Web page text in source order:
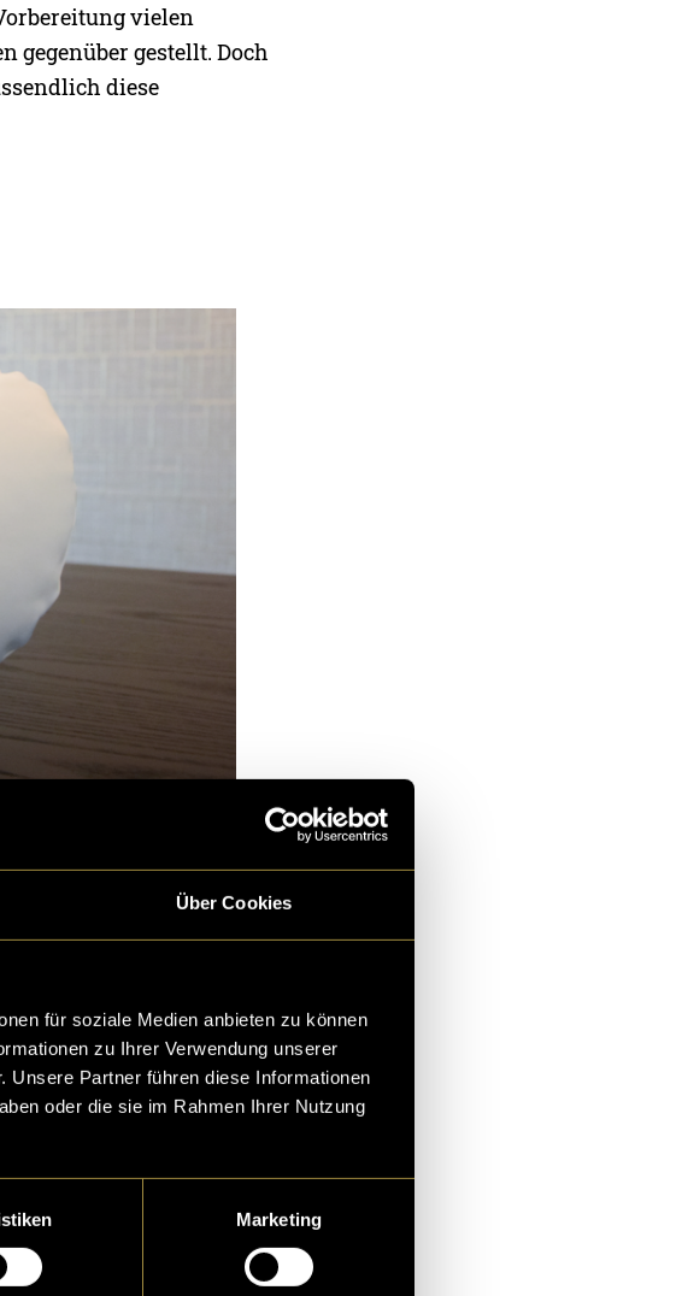
Über Cookies
für soziale Medien anbieten zu können
zu Ihrer Verwendung unserer
Unsere Partner führen diese Informationen
oder die sie im Rahmen Ihrer Nutzung
Marketing
vielen
gegenüber gestellt. Doch
diese
Locations für
an die Trauung in der
Park und zum
zur Festlocation. Der
und dem Babybauch.